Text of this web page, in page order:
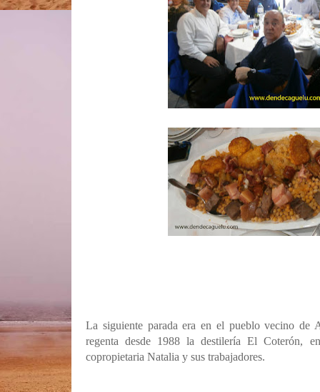
La siguiente parada era en el pueblo vecino de
regenta desde 1988 la destilería El Coterón,
copropietaria Natalia y sus trabajadores.